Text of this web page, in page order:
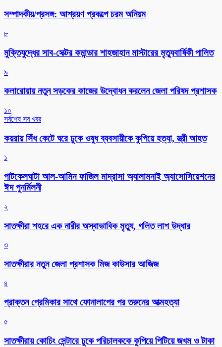
সম্পাদকীয়/প্রসঙ্গ: আশ্রয়ণ প্রকল্পে চরম অনিয়ম
৮
মুক্তিযুদ্ধের সাব-সেক্টর কমান্ডার শাহজাহান মাস্টারের মৃত্যুবার্ষিকী পালিত
৯
কলারোয়ায় নতুন সড়কের কাজের উদ্বোধন করলেন জেলা পরিষদ প্রশাসক
১০
সর্বশেষ সব খবর
কয়রায় সিঁধ কেটে ঘরে ঢুকে ওষুধ ব্যবসায়ীকে কুপিয়ে হত্যা, স্ত্রী আহত
১
পাটকেলঘাটা আল-আমিন ফাজিল মাদ্রাসা অ্যালামনাই অ্যাসোসিয়েশনের
ঈদ পুনর্মিলনী
২
সাতক্ষীরা শহরে এক নারীর অস্বাভাবিক মৃত্যু, গলিত লাশ উদ্ধার
৩
সাতক্ষীরার নতুন জেলা প্রশাসক মিজ কাউসার আজিজ
৪
প্রাক্তন প্রেমিকার সাথে ফোনালাপের পর তরুনের আত্মহত্যা
৫
সাতক্ষীরায় কোচিং সেন্টারে ঢুকে পরিচালককে কুপিয়ে পিটিয়ে জখম ও টাকা